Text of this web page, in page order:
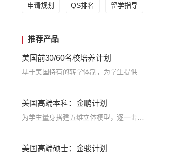
申请规划 QS排名 留学指导
推荐产品
美国前30/60名校培养计划
美国高端本科：金鹏计划
美国高端硕士：金骏计划